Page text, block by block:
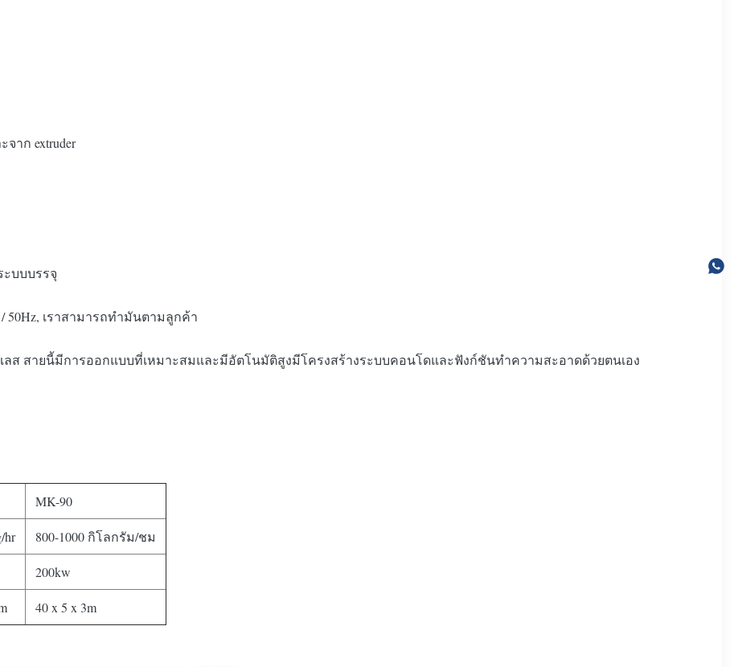
าก extruder
ะบบบรรจุ
/ 50Hz, เราสามารถทํามันตามลูกค้า
ลส สายนี้มีการออกแบบที่เหมาะสมและมีอัตโนมัติสูงมีโครงสร้างระบบคอนโดและฟังก์ชันทําความสะอาดด้วยตนเอง
MK-90
hr 800-1000 กิโลกรัม/ชม
200kw
40 x 5 x 3m